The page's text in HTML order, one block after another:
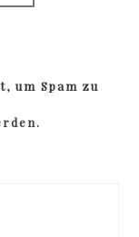
um Spam zu